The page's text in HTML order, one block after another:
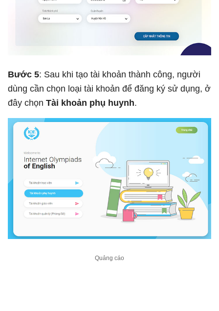
Bước 5: Sau khi tạo tài khoản thành công, người
dùng cần chọn loại tài khoản để đăng ký sử dụng, ở
đây chọn Tài khoản phụ huynh.